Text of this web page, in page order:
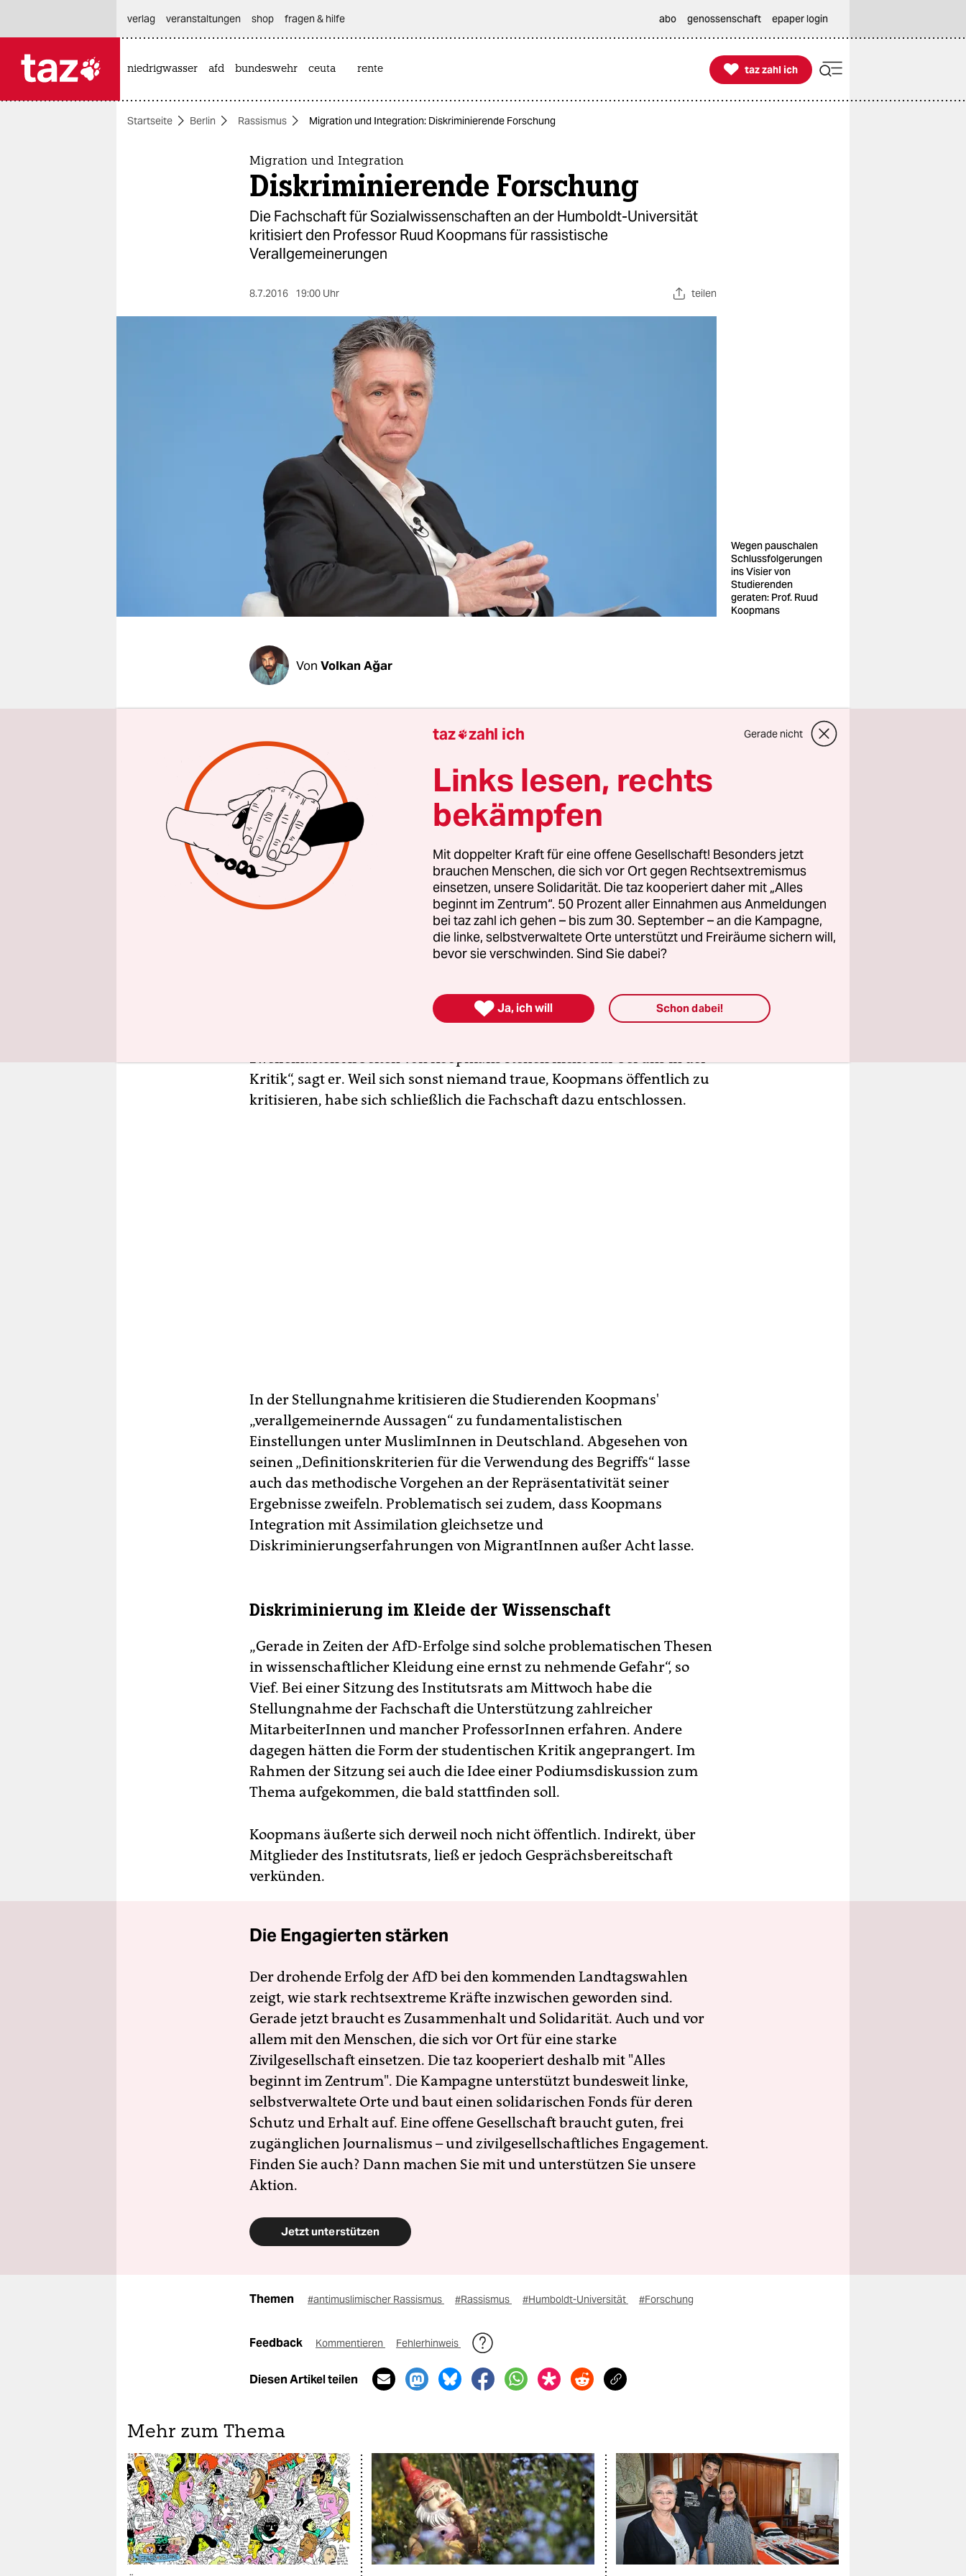
themen
genossenschaft
verlag
veranstaltungen shop fragen & hilfe abo genossenschaft epaper login
niedrigwasser afd bundeswehr ceuta rente 
taz zahl ich
taz zahl ich
Startseite Berlin Rassismus Migration und Integration: Diskriminierende Forschung
Migration und Integration
Diskriminierende Forschung
Die Fachschaft für Sozialwissenschaften an der Humboldt-Universität
kritisiert den Professor Ruud Koopmans für rassistische
Verallgemeinerungen
8.7.2016 19:00 Uhr teilen
Wegen pauschalen
Schlussfolgerungen
ins Visier von
Studierenden
geraten: Prof. Ruud
Koopmans
Von Volkan Ağar
In einer Stellungnahme kritisiert die Fachschaft für
Sozialwissenschaften der Humboldt-Universität (HU) den Professor
Ruud Koopmans für „wissenschaftlich höchst fragwürdige Ergebnisse“.
Diese nutze er, „um Stimmung gegen Personen muslimischen
Glaubens in Deutschland zu machen“, heißt es in der Erklärung. Neben
seiner Tätigkeit als Professor für Soziologie und Migrationsforschung
am Institut für Sozialwissenschaften der HU ist Koopmans Direktor
der Abteilung „Migration, Integration und Transnationalisierung“ am
Wissenschaftszentrum Berlin für Sozialforschung (WZB).
Weil Koopmans durch prominente mediale Auftritte – etwa bei Anne
Will und in den Zeitungen FAZ und NZZ – erheblichen Einfluss auf die
antimuslimischen Rassismus, habe man sich dazu entschlossen, den
Fall öffentlich zu machen, sagt Robert Vief von der Fachschaft
zweifelhaften Arbeiten von Koopmans stehen nicht nur bei uns in der
Kritik“, sagt er. Weil sich sonst niemand traue, Koopmans öffentlich zu
kritisieren, habe sich schließlich die Fachschaft dazu entschlossen.
In der Stellungnahme kritisieren die Studierenden Koopmans'
„verallgemeinernde Aussagen“ zu fundamentalistischen
Einstellungen unter MuslimInnen in Deutschland. Abgesehen von
seinen „Definitionskriterien für die Verwendung des Begriffs“ lasse
auch das methodische Vorgehen an der Repräsentativität seiner
Ergebnisse zweifeln. Problematisch sei zudem, dass Koopmans
Integration mit Assimilation gleichsetze und
Diskriminierungserfahrungen von MigrantInnen außer Acht lasse.
Diskriminierung im Kleide der Wissenschaft
„Gerade in Zeiten der AfD-Erfolge sind solche problematischen Thesen
in wissenschaftlicher Kleidung eine ernst zu nehmende Gefahr“, so
Vief. Bei einer Sitzung des Institutsrats am Mittwoch habe die
Stellungnahme der Fachschaft die Unterstützung zahlreicher
MitarbeiterInnen und mancher ProfessorInnen erfahren. Andere
dagegen hätten die Form der studentischen Kritik angeprangert. Im
Rahmen der Sitzung sei auch die Idee einer Podiumsdiskussion zum
Thema aufgekommen, die bald stattfinden soll.
Koopmans äußerte sich derweil noch nicht öffentlich. Indirekt, über
Mitglieder des Institutsrats, ließ er jedoch Gesprächsbereitschaft
verkünden.
Die Engagierten stärken
Der drohende Erfolg der AfD bei den kommenden Landtagswahlen
zeigt, wie stark rechtsextreme Kräfte inzwischen geworden sind.
Gerade jetzt braucht es Zusammenhalt und Solidarität. Auch und vor
allem mit den Menschen, die sich vor Ort für eine starke
Zivilgesellschaft einsetzen. Die taz kooperiert deshalb mit "Alles
beginnt im Zentrum". Die Kampagne unterstützt bundesweit linke,
selbstverwaltete Orte und baut einen solidarischen Fonds für deren
Schutz und Erhalt auf. Eine offene Gesellschaft braucht guten, frei
zugänglichen Journalismus – und zivilgesellschaftliches Engagement.
Finden Sie auch? Dann machen Sie mit und unterstützen Sie unsere
Aktion.
Jetzt unterstützen
Themen #antimuslimischer Rassismus #Rassismus #Humboldt-Universität #Forschung
Feedback Kommentieren Fehlerhinweis
Diesen Artikel teilen
Mehr zum Thema
taz zahl ich Gerade nicht
Links lesen, rechts
bekämpfen
Mit doppelter Kraft für eine offene Gesellschaft! Besonders jetzt
brauchen Menschen, die sich vor Ort gegen Rechtsextremismus
einsetzen, unsere Solidarität. Die taz kooperiert daher mit „Alles
beginnt im Zentrum“. 50 Prozent aller Einnahmen aus Anmeldungen
bei taz zahl ich gehen – bis zum 30. September – an die Kampagne,
die linke, selbstverwaltete Orte unterstützt und Freiräume sichern will,
bevor sie verschwinden. Sind Sie dabei?
 Ja, ich will Schon dabei!